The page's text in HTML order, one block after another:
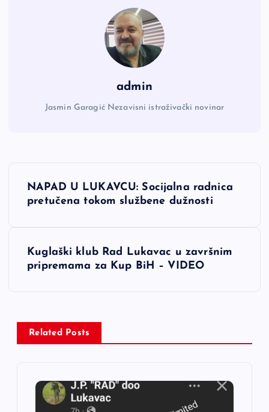
admin
Jasmin Garagić Nezavisni istraživački novinar
N
a
c
NAPAD U LUKAVCU: Socijalna radnica
pretučena tokom službene dužnosti
Kuglaški klub Rad Lukavac u završnim
pripremama za Kup BiH – VIDEO
Related Posts